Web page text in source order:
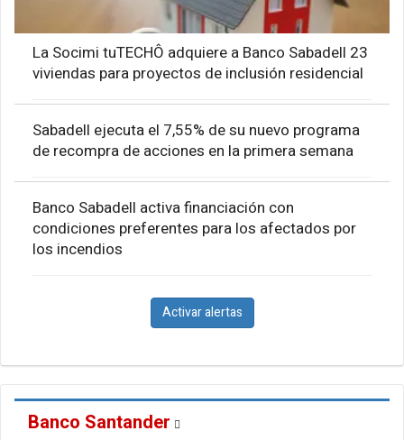
La Socimi tuTECHÔ adquiere a Banco Sabadell 23
viviendas para proyectos de inclusión residencial
Sabadell ejecuta el 7,55% de su nuevo programa
de recompra de acciones en la primera semana
Banco Sabadell activa financiación con
condiciones preferentes para los afectados por
los incendios
Activar alertas
Banco Santander